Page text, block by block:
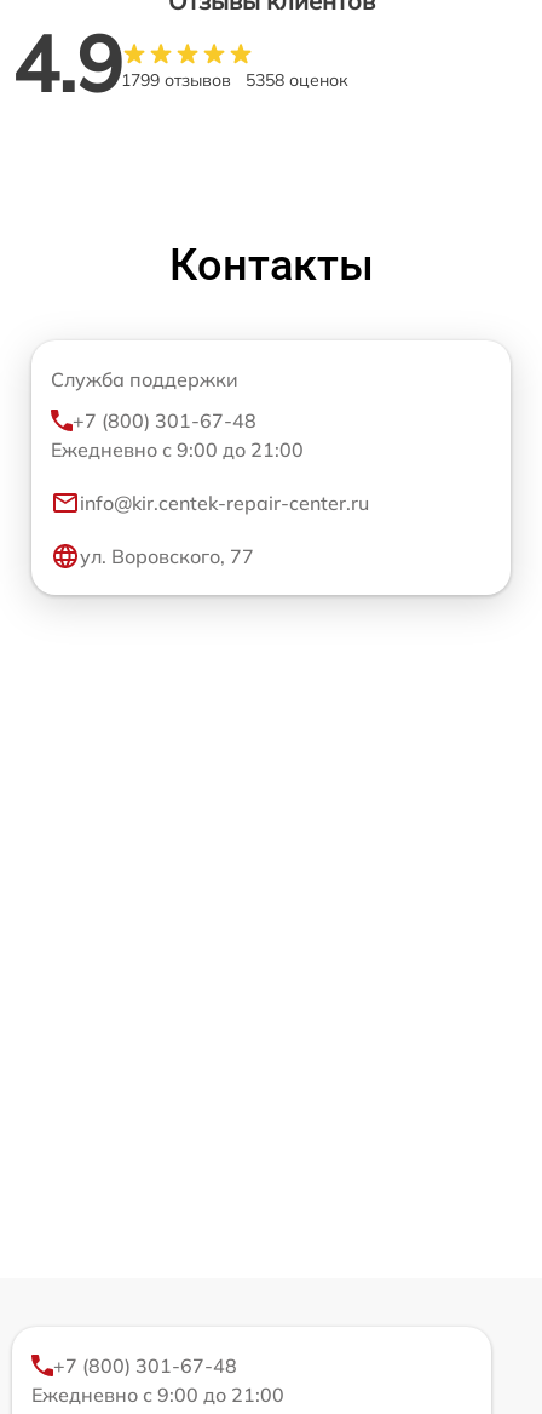
4.91799 отзывов 5358 оценок
Контакты
Служба поддержки
+7 (800) 301-67-48
Ежедневно с 9:00 до 21:00
info@kir.centek-repair-center.ru
ул. Воровского, 77
+7 (800) 301-67-48
Ежедневно с 9:00 до 21:00